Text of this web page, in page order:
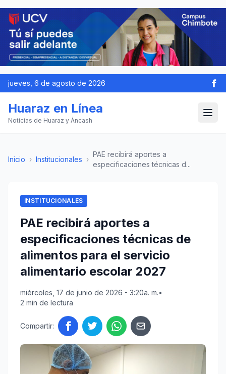
jueves, 6 de agosto de 2026
Huaraz en Línea
Noticias de Huaraz y Áncash
Inicio › Institucionales ›
PAE recibirá aportes a
especificaciones técnicas d...
INSTITUCIONALES
PAE recibirá aportes a
especificaciones técnicas de
alimentos para el servicio
alimentario escolar 2027
miércoles, 17 de junio de 2026 - 3:20a. m.•
2 min de lectura
Compartir: